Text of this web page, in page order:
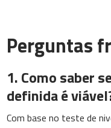
Perguntas
1. Como saber
definida é
Com base no teste de